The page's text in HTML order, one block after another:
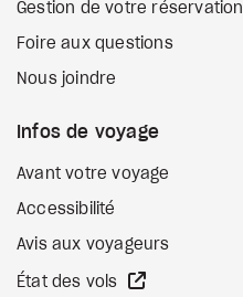
Gestion de votre réservation
Foire aux questions
Nous joindre
Infos de voyage
Avant votre voyage
Accessibilité
Avis aux voyageurs
État des vols